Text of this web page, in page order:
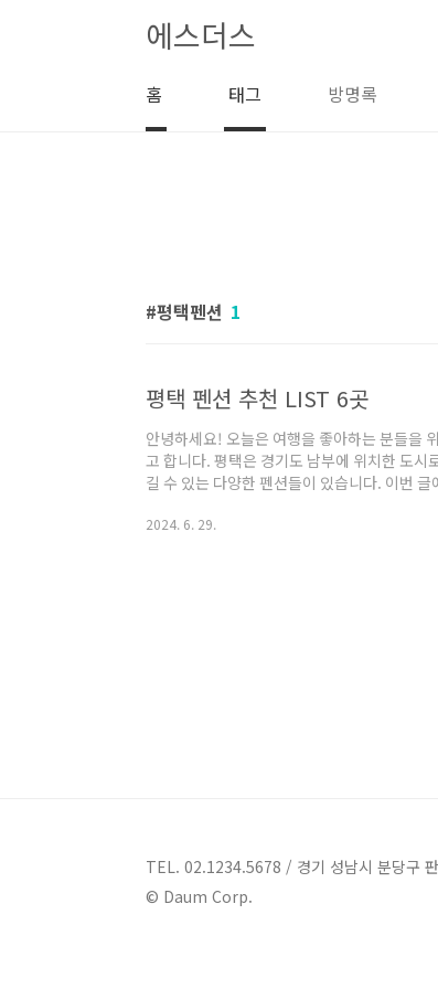
에스더스
홈 태그 방명록
평택펜션 1
평택 펜션 추천 LIST 6곳
안녕하세요! 오늘은 여행을 좋아하는 분들을
고 합니다. 평택은 경기도 남부에 위치한 도시
길 수 있는 다양한 펜션들이 있습니다. 이번
랑 구들이 소개주소 : 경기 평택시 고덕면 고
2024. 6. 29.
TEL. 02.1234.5678 / 경기 성남시 분당구
© Daum Corp.